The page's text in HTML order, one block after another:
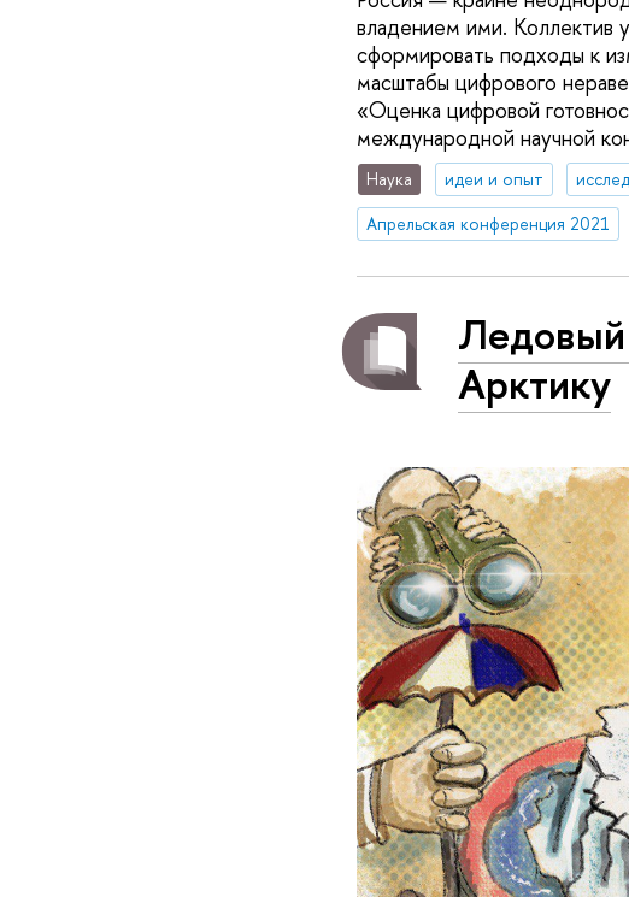
владением ими.
сформировать подходы к
масштабы цифрового
«Оценка цифровой
международной научной
Наука идеи и опыт
Апрельская конференция 2021
Ледовый
Арктику